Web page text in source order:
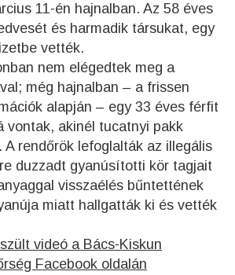
11-én hajnalban. Az 58 éves
és harmadik társukat, egy
vették.
nem elégedtek meg a
még hajnalban – a frissen
alapján – egy 33 éves férfit
vontak, akinél tucatnyi pakk
A rendőrök lefoglalták az illegális
duzzadt gyanúsítotti kör tagjait
visszaélés bűntettének
miatt hallgatták ki és vették
videó a Bács-Kiskun
Facebook oldalán